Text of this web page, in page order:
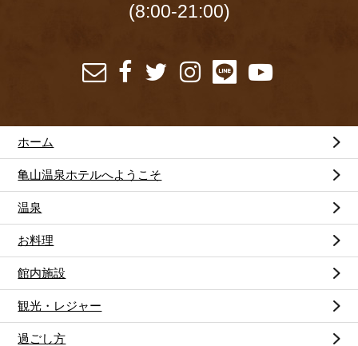
(8:00-21:00)
ホーム
亀山温泉ホテルへようこそ
温泉
お料理
館内施設
観光・レジャー
過ごし方